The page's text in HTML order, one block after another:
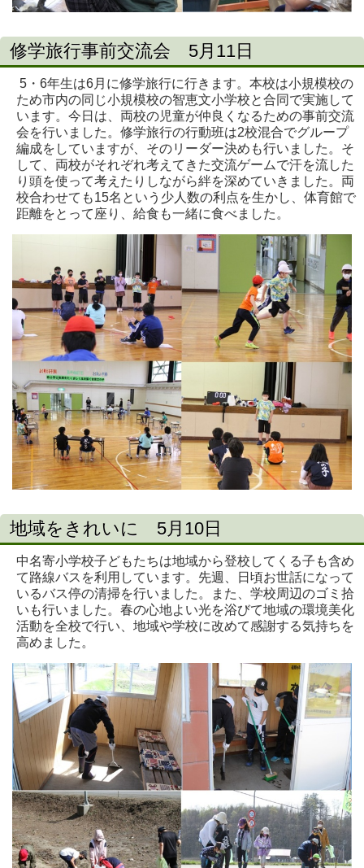
修学旅行事前交流会 5月11日
5・6年生は6月に修学旅行に行きます。本校は小規模校の
ため市内の同じ小規模校の智恵文小学校と合同で実施して
います。今日は、両校の児童が仲良くなるための事前交流
会を行いました。修学旅行の行動班は2校混合でグループ
編成をしていますが、そのリーダー決めも行いました。そ
して、両校がそれぞれ考えてきた交流ゲームで汗を流した
り頭を使って考えたりしながら絆を深めていきました。両
校合わせても15名という少人数の利点を生かし、体育館で
距離をとって座り、給食も一緒に食べました。
地域をきれいに 5月10日
中名寄小学校子どもたちは地域から登校してくる子も含め
て路線バスを利用しています。先週、日頃お世話になって
いるバス停の清掃を行いました。また、学校周辺のゴミ拾
いも行いました。春の心地よい光を浴びて地域の環境美化
活動を全校で行い、地域や学校に改めて感謝する気持ちを
高めました。